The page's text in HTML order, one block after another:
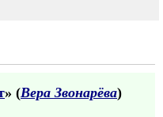
» (Вера Звонарёва)